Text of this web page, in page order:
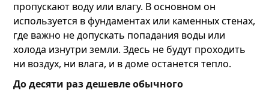
пропускают воду или влагу. В основном он
используется в фундаментах или каменных стенах,
где важно не допускать попадания воды или
холода изнутри земли. Здесь не будут проходить
ни воздух, ни влага, и в доме останется тепло.
До десяти раз дешевле обычного